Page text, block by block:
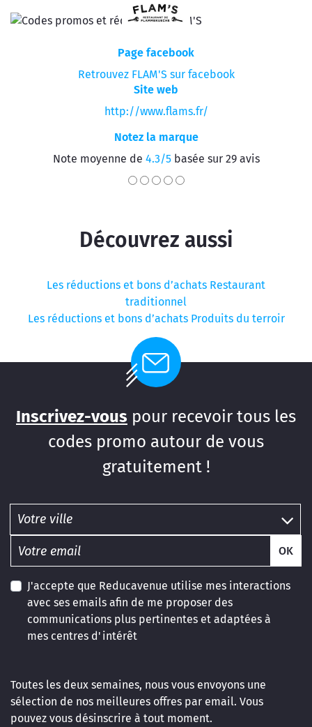
Page facebook
Retrouvez FLAM'S sur facebook
Site web
http://www.flams.fr/
Notez la marque
Note moyenne de 4.3/5basée sur 29 avis
Découvrez aussi
Les réductions et bons d’achats Restaurant
traditionnel
Les réductions et bons d’achats Produits du terroir
Inscrivez-vous pour recevoir tous les
codes promo autour de vous
gratuitement !
OK
J'accepte que Reducavenue utilise mes interactions
avec ses emails afin de me proposer des
communications plus pertinentes et adaptées à
mes centres d'intérêt
Toutes les deux semaines, nous vous envoyons une
sélection de nos meilleures offres par email. Vous
pouvez vous désinscrire à tout moment.